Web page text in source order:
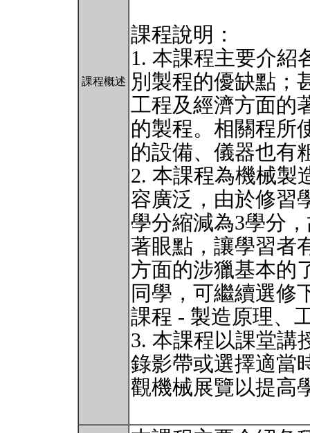
課程概述
課程說明：
1. 本課程主要介紹
別製程的優缺點；
工程及經濟方面的
的製程。相關程所
的設備、儀器也有
2. 本課程為機械製
容廣泛，由於修習
學分縮減為3學分
著眼點，讓學習者
方面的涉獵基本的
同學，可繼續選修
課程 - 製造原理、
3. 本課程以課堂講
錄影帶或選擇適當
觀機械展覽以提高